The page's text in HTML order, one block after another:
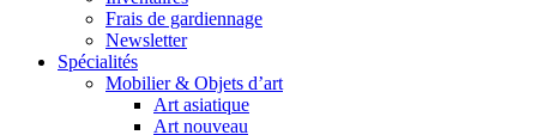
Frais de gardiennage
Newsletter
Spécialités
Mobilier & Objets d’art
Art asiatique
Art nouveau